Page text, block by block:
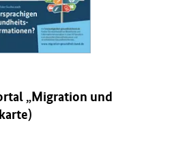
„Migration und